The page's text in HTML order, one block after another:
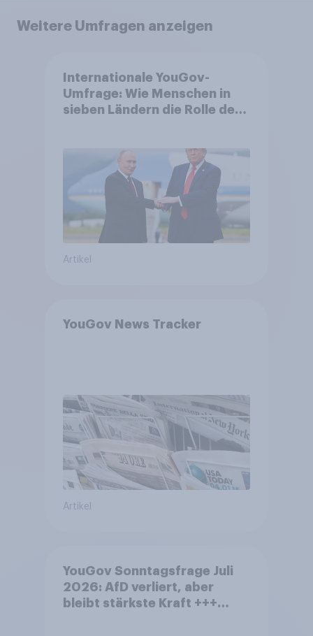
Weitere Umfragen anzeigen
Internationale YouGov-
Umfrage: Wie Menschen in
sieben Ländern die Rolle der
Bedrohungen und Bündnisse
bewerten
Artikel
YouGov News Tracker
Artikel
YouGov Sonntagsfrage Juli
2026: AfD verliert, aber
bleibt stärkste Kraft +++